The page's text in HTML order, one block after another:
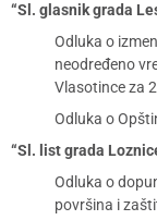
“Sl. glasnik grada
Odluka o
neodređeno
Vlasotince za
Odluka o
“Sl. list grada
Odluka o
površina i